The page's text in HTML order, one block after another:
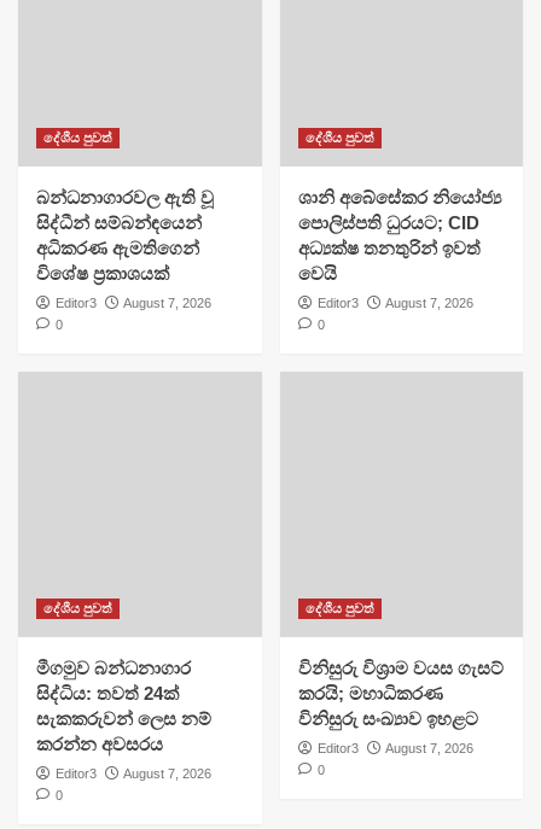
දේශීය පුවත්
බන්ධනාගාරවල ඇති වූ
සිද්ධීන් සම්බන්ඳයෙන්
අධිකරණ ඇමතිගෙන්
විශේෂ ප්‍රකාශයක්
Editor3
August 7, 2026
0
දේශීය පුවත්
ශානි අබේසේකර නියෝජ්‍ය
පොලිස්පති ධුරයට; CID
අධ්‍යක්ෂ තනතුරින් ඉවත්
වෙයි
Editor3
August 7, 2026
0
දේශීය පුවත්
මීගමුව බන්ධනාගාර
සිද්ධිය: තවත් 24ක්
සැකකරුවන් ලෙස නම්
කරන්න අවසරය
Editor3
August 7, 2026
0
දේශීය පුවත්
විනිසුරු විශ්‍රාම වයස ගැසට්
කරයි; මහාධිකරණ
විනිසුරු සංඛ්‍යාව ඉහළට
Editor3
August 7, 2026
0